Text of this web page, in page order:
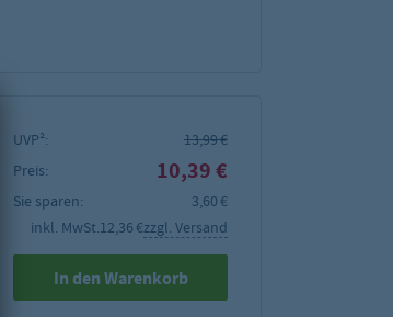
UVP²:
13,99 €
Preis:
10,39 €
Sie sparen:
3,60 €
inkl. MwSt.12,36 €zzgl. Versand
In den Warenkorb